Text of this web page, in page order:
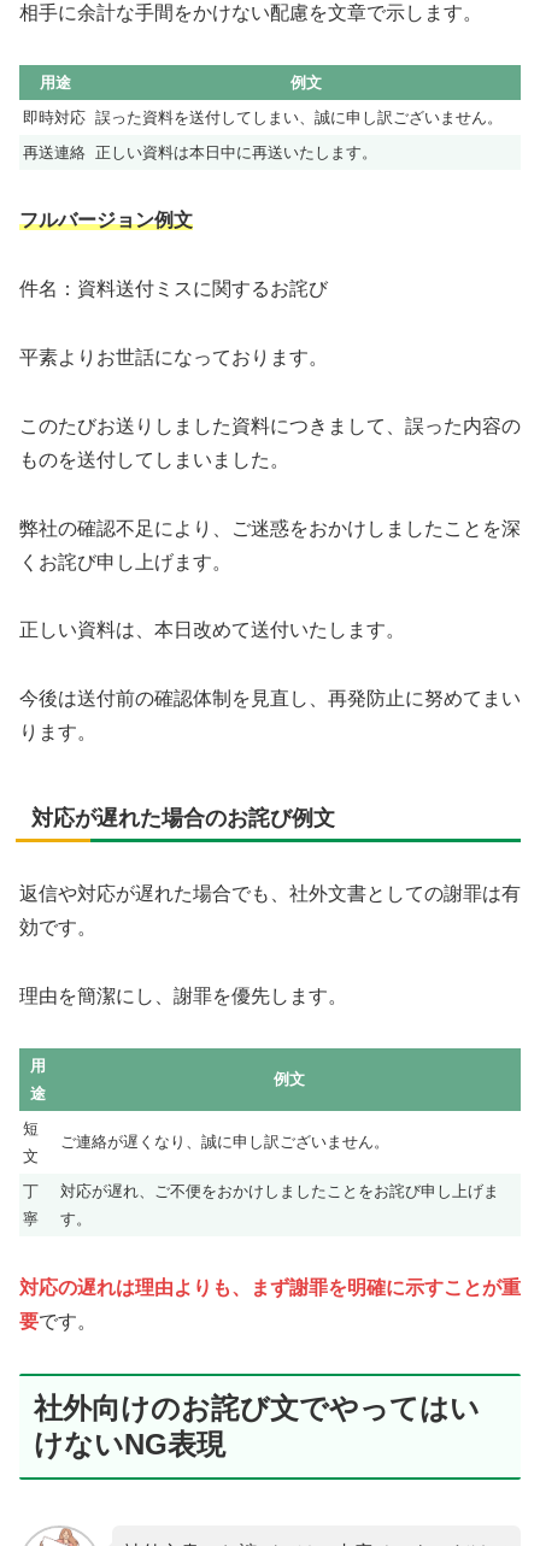
相手に余計な手間をかけない配慮を文章で示します。
用途
例文
即時対応 誤った資料を送付してしまい、誠に申し訳ございません。
再送連絡 正しい資料は本日中に再送いたします。
フルバージョン例文
件名：資料送付ミスに関するお詫び
平素よりお世話になっております。
このたびお送りしました資料につきまして、誤った内容の
ものを送付してしまいました。
弊社の確認不足により、ご迷惑をおかけしましたことを深
くお詫び申し上げます。
正しい資料は、本日改めて送付いたします。
今後は送付前の確認体制を見直し、再発防止に努めてまい
ります。
対応が遅れた場合のお詫び例文
返信や対応が遅れた場合でも、社外文書としての謝罪は有
効です。
理由を簡潔にし、謝罪を優先します。
用
途
例文
短
文
ご連絡が遅くなり、誠に申し訳ございません。
丁
寧
対応が遅れ、ご不便をおかけしましたことをお詫び申し上げま
す。
対応の遅れは理由よりも、まず謝罪を明確に示すことが重
要です。
社外向けのお詫び文でやってはい
けないNG表現